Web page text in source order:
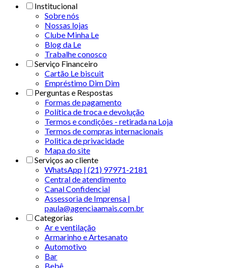
Institucional
Sobre nós
Nossas lojas
Clube Minha Le
Blog da Le
Trabalhe conosco
Serviço Financeiro
Cartão Le biscuit
Empréstimo Dim Dim
Perguntas e Respostas
Formas de pagamento
Política de troca e devolução
Termos e condições - retirada na Loja
Termos de compras internacionais
Politica de privacidade
Mapa do site
Serviços ao cliente
WhatsApp | (21) 97971-2181
Central de atendimento
Canal Confidencial
Assessoria de Imprensa |
paula@agenciaamais.com.br
Categorias
Ar e ventilação
Armarinho e Artesanato
Automotivo
Bar
Bebê